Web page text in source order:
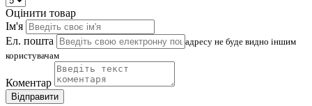
Оцінити товар
Ім'я
Ел. пошта
адресу не буде видно іншим
користувачам
Коментар
Відправити